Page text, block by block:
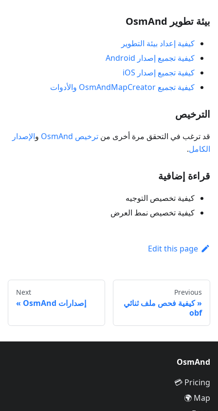
بيئة تطوير OsmAnd
كيفية إعداد بيئة التطوير
كيفية تجميع إصدار Android
كيفية تجميع إصدار iOS
كيفية تجميع OsmAndMapCreator والأدوات
الترخيص
قد ترغب في التحقق مرة أخرى من ترخيص OsmAnd والإصدار
الكامل.
قراءة إضافية
كيفية تخصيص التوجيه
كيفية تخصيص نمط العرض
Edit this page
Previous
كيفية فحص ملف ثنائي
obf
Next
إصدارات OsmAnd
OsmAnd
Pricing 💳
Map 🌍